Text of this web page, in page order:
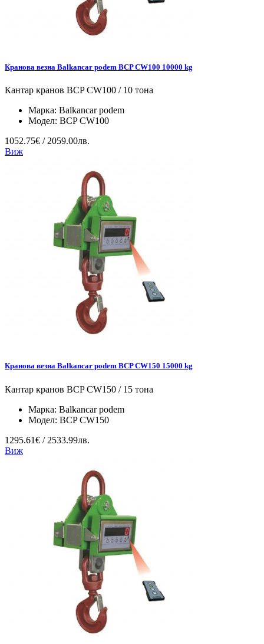
Кранова везна Balkancar podem BCP CW100 10000 kg
Кантар кранов BCP CW100 / 10 тона
Марка: Balkancar podem
Модел: BCP CW100
1052.75€ / 2059.00лв.
Виж
Кранова везна Balkancar podem BCP CW150 15000 kg
Кантар кранов BCP CW150 / 15 тона
Марка: Balkancar podem
Модел: BCP CW150
1295.61€ / 2533.99лв.
Виж